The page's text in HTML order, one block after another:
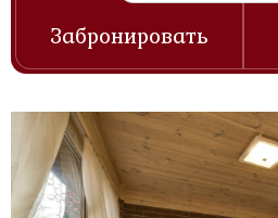
Забронировать